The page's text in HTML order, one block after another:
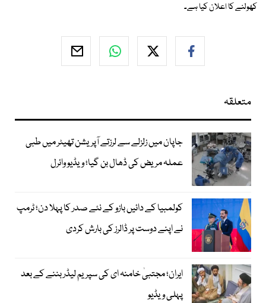
کھولنے کا اعلان کیا ہے۔
متعلقہ
جاپان میں زلزلے سے لرزتے آپریشن تھیٹر میں طبی
عملہ مریض کی ڈھال بن گیا؛ ویڈیو وائرل
کولمبیا کے دائیں بازو کے نئے صدر کا پہلا دن؛ ٹرمپ
نے اپنے دوست پر ڈالرز کی بارش کردی
ایران؛ مجتبیٰ خامنہ ای کی سپریم لیڈر بننے کے بعد
پہلی ویڈیو